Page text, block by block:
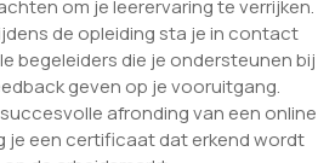
om je leerervaring te verrijken.
de opleiding sta je in contact
begeleiders die je ondersteunen bij
geven op je vooruitgang.
afronding van een online
je een certificaat dat erkend wordt